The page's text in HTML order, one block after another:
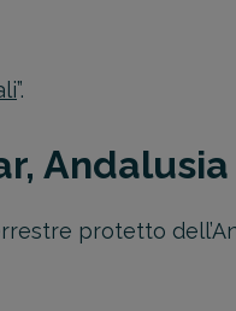
”.
Andalusia
protetto